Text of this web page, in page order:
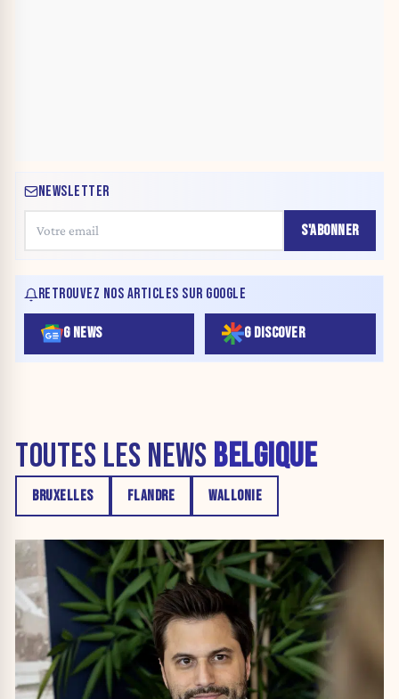
NEWSLETTER
S'ABONNER
RETROUVEZ NOS ARTICLES SUR GOOGLE
G NEWS G DISCOVER
TOUTES LES NEWS BELGIQUE
BRUXELLES FLANDRE WALLONIE